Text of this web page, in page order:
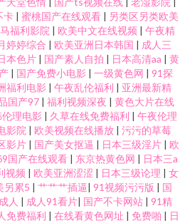
卡 | 蜜桃国产在线观看 | 另类区另类欧美
福利影院 | 欧美中文在线视频 | 午夜精
婷婷综合 | 欧美亚洲日本韩国 | 成人三
本色片 | 国产素人自拍 | 日本高清aa | 黄
| 国产免费小电影 | 一级黄色网 | 91探
福利电影 | 午夜乱伦福利 | 亚洲最新精
国产97 | 福利视频深夜 | 黄色大片在线
理电影 | 久草在线免费福利 | 午夜伦理
影院 | 欧美视频在线播放 | 污污的草莓
影片 | 国产美女抠逼 | 日本三级淫片 | 欧
国产在线观看 | 东京热黄色网 | 日本三a
视频 | 欧美亚洲涩涩 | 日本三级论理 | 女
另累5 | 艹艹艹插逼| 91视频污污版 | 国
人 | 成人91看片| 国产不卡网站 | 91精
免费福利 | 在线看黄色网址 | 免费啪 | 日